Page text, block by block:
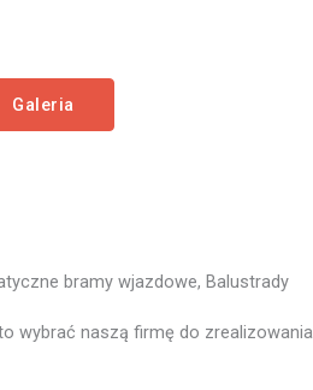
Galeria
bramy wjazdowe, Balustrady
wybrać naszą firmę do zrealizowania